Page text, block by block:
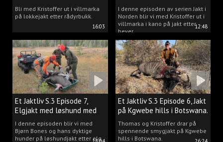
16:03
villmarka.
Bli med Kristoffer ut i villmarka
på lokkejakt etter rådyrbukk.
12:48
I denne episoden av serien Jakt i
Norden blir vi med Kristoffer ut i
villmarka i kano på jakt etter
bever.
Et Jaktliv S.3 Episode 7,
Elgjakt med løshund med
Bjørn Bones.
I denne episoden blir vi med
Bjørn Bones og hans dyktige
hunder på løshundjakt etter elg.
Et Jaktliv S.3 Episode 6, Jakt
på Kgwebe hills i Botswana.
Thomas og Kristoffer drar på
spennende smygjakt på Kgwebe
hills i Botswana.